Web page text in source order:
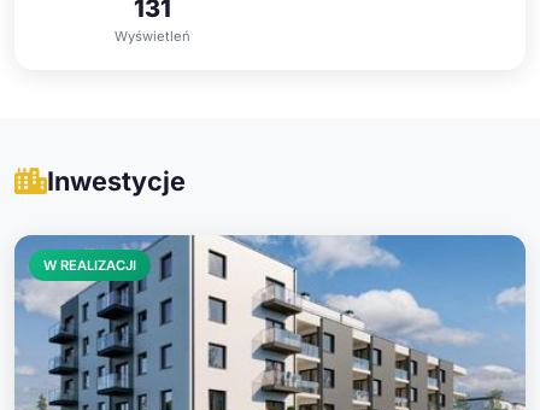
131
Wyświetleń
Inwestycje
W REALIZACJI